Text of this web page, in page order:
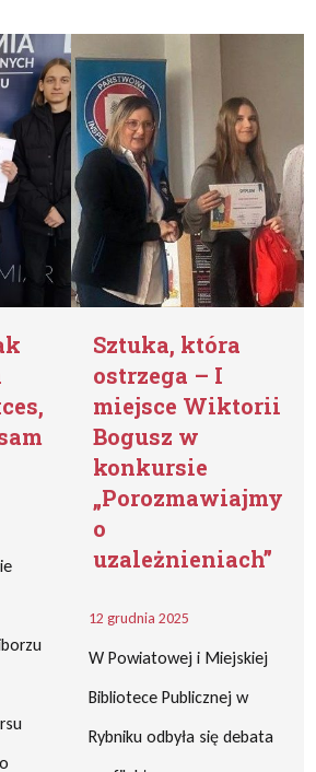
Sztuka, która
ostrzega – I
miejsce Wiktorii
Bogusz w
konkursie
„Porozmawiajmy
o
uzależnieniach”
12 grudnia 2025
W Powiatowej i Miejskiej
Bibliotece Publicznej w
Rybniku odbyła się debata